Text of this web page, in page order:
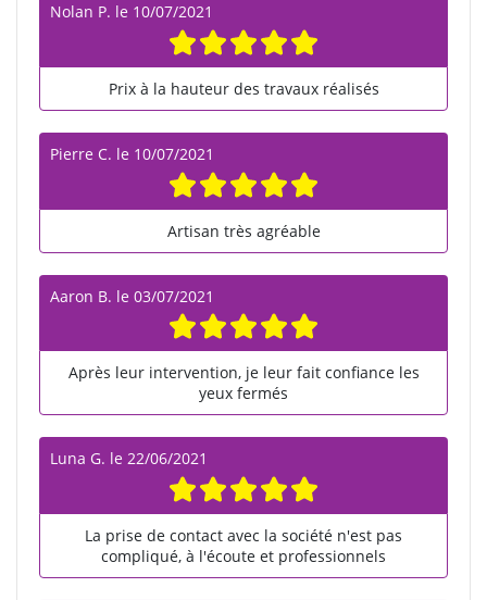
Nolan P. le 10/07/2021
Prix à la hauteur des travaux réalisés
Pierre C. le 10/07/2021
Artisan très agréable
Aaron B. le 03/07/2021
Après leur intervention, je leur fait confiance les
yeux fermés
Luna G. le 22/06/2021
La prise de contact avec la société n'est pas
compliqué, à l'écoute et professionnels